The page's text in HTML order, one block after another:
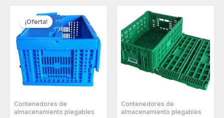
¡Oferta!
Contenedores de
almacenamiento plegables
Contenedores de
almacenamiento plegables